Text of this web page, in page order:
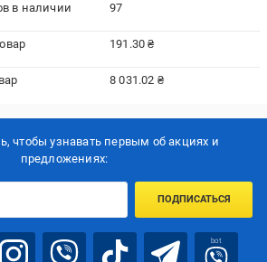
в наличии 97
191.30 ₴
8 031.02 ₴
чтобы узнавать первым об акцияx и
предложениях:
ПОДПИСАТЬСЯ
bot